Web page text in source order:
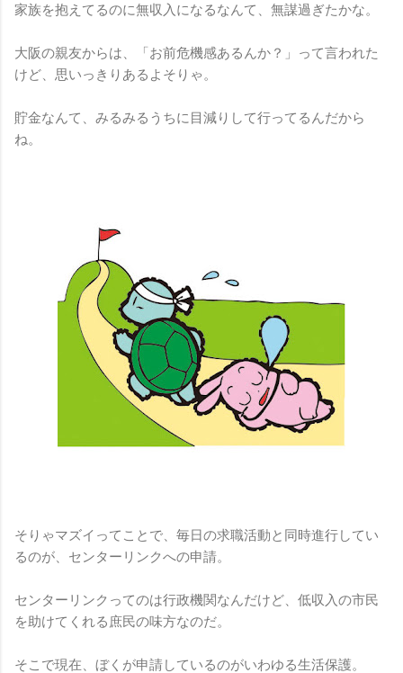
家族を抱えてるのに無収入になるなんて、無謀過ぎたかな。
大阪の親友からは、「お前危機感あるんか？」って言われた
けど、思いっきりあるよそりゃ。
貯金なんて、みるみるうちに目減りして行ってるんだから
ね。
そりゃマズイってことで、毎日の求職活動と同時進行してい
るのが、センターリンクへの申請。
センターリンクってのは行政機関なんだけど、低収入の市民
を助けてくれる庶民の味方なのだ。
そこで現在、ぼくが申請しているのがいわゆる生活保護。